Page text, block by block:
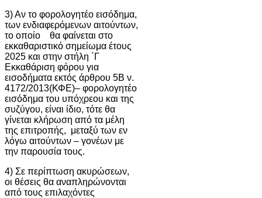
3) Αν το φορολογητέο εισόδημα,
των ενδιαφερόμενων αιτούντων,
το οποίο θα φαίνεται στο
εκκαθαριστικό σημείωμα έτους
2025 και στην στήλη ΄Γ
Εκκαθάριση φόρου για
εισοδήματα εκτός άρθρου 5Β ν.
4172/2013(ΚΦΕ)– φορολογητέο
εισόδημα του υπόχρεου και της
συζύγου, είναι ίδιο, τότε θα
γίνεται κλήρωση από τα μέλη
της επιτροπής, μεταξύ των εν
λόγω αιτούντων – γονέων με
την παρουσία τους.
4) Σε περίπτωση ακυρώσεων,
οι θέσεις θα αναπληρώνονται
από τους επιλαχόντες